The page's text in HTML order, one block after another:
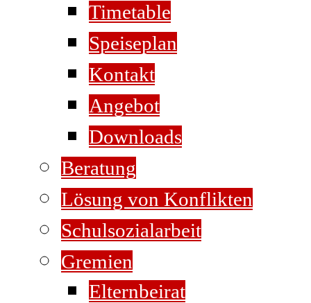
Timetable
Speiseplan
Kontakt
Angebot
Downloads
Beratung
Lösung von Konflikten
Schulsozialarbeit
Gremien
Elternbeirat